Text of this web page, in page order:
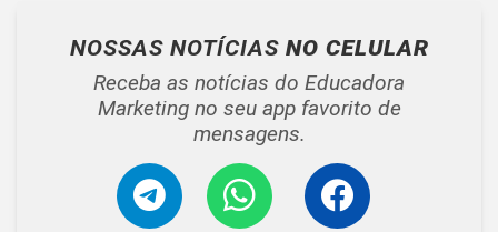
NOSSAS NOTÍCIAS NO CELULAR
Receba as notícias do Educadora
Marketing no seu app favorito de
mensagens.